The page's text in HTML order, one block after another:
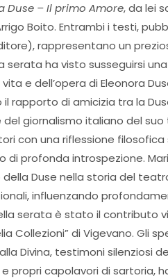
Duse – Il primo Amore, da lei
Boito. Entrambi i testi,
rappresentano un
serata ha visto susseguirsi
e dell’opera di Eleonora
rapporto di amicizia tra la
giornalismo italiano del suo
con una riflessione filosofica
di profonda introspezione.
della Duse nella storia del
influenzando
serata è stato il contributo
Collezioni” di Vigevano. Gli
Divina, testimoni silenziosi
propri capolavori di sartoria,